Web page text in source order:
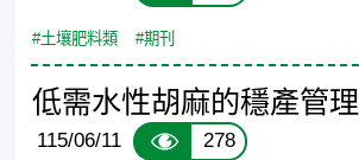
#土壤肥料類 #期刊
低需水性胡麻的穩產管理
115/06/11 278